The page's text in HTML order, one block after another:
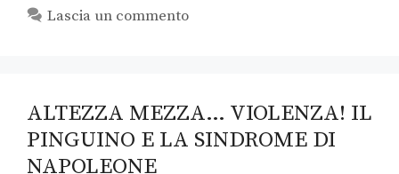
Lascia un commento
ALTEZZA MEZZA… VIOLENZA! IL
PINGUINO E LA SINDROME DI
NAPOLEONE